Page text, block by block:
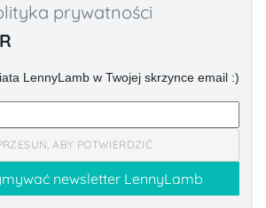
prywatności
LennyLamb w Twojej skrzynce email :)
ABY POTWIERDZIĆ